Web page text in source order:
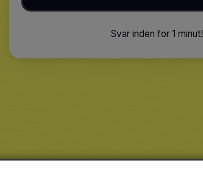
Svar inden for 1 minut!